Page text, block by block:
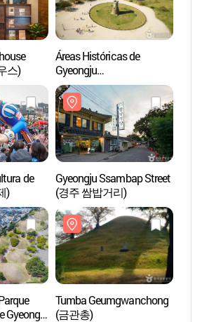
스)
Áreas Históricas de
Gyeongju
(경주역사유적지구)
[Patrimonio Cultural de la
Humanidad de la Unesco]
de
)
Gyeongju Ssambap Street
(경주 쌈밥거리)
Gyeongju
Tumba Geumgwanchong
(금관총)